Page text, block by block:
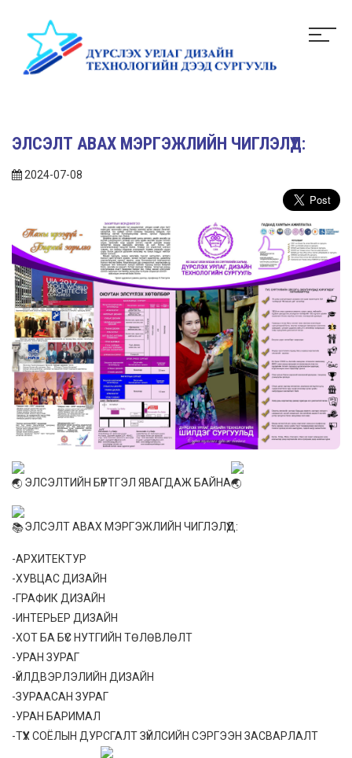
ЭЛСЭЛТ АВАХ МЭРГЭЖЛИЙН ЧИГЛЭЛҮҮД:
2024-07-08
ЭЛСЭЛТИЙН БҮРТГЭЛ ЯВАГДАЖ БАЙНА
ЭЛСЭЛТ АВАХ МЭРГЭЖЛИЙН ЧИГЛЭЛҮҮД:
-АРХИТЕКТУР
-ХУВЦАС ДИЗАЙН
-ГРАФИК ДИЗАЙН
-ИНТЕРЬЕР ДИЗАЙН
-ХОТ БА БҮС НУТГИЙН ТӨЛӨВЛӨЛТ
-УРАН ЗУРАГ
-ҮЙЛДВЭРЛЭЛИЙН ДИЗАЙН
-ЗУРААСАН ЗУРАГ
-УРАН БАРИМАЛ
-ТҮҮХ СОЁЛЫН ДУРСГАЛТ ЗҮЙЛСИЙН СЭРГЭЭН ЗАСВАРЛАЛТ